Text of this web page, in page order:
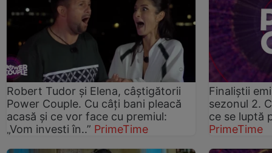
Robert Tudor și Elena, câștigătorii
Power Couple. Cu câți bani pleacă
acasă și ce vor face cu premiul:
„Vom investi în..” PrimeTime
Finaliștii
sezonul 2.
ce se luptă
PrimeTime